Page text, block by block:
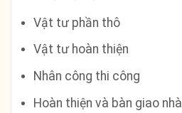
Vật tư phần thô
Vật tư hoàn thiện
Nhân công thi công
Hoàn thiện và bàn giao nhà